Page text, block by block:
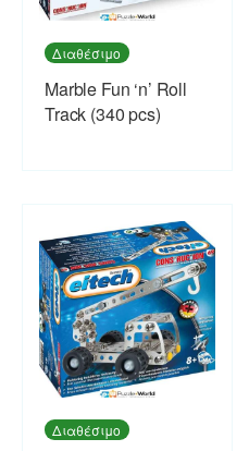
Διαθέσιμο
Marble Fun ‘n’ Roll
Track (340 pcs)
Διαθέσιμο